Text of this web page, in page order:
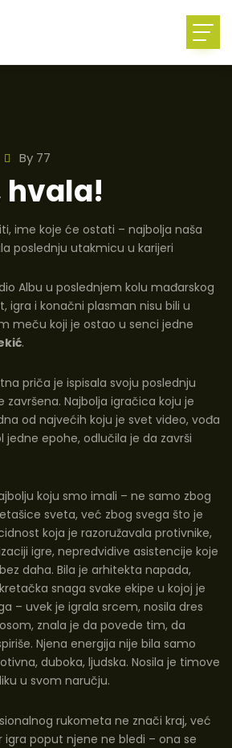
By 77
hvala!
ime koje će ostati – najbolja naša
poslednju utakmicu u karijeri
Albu u poslednjem kolu mađarskog
igra i konačni plasman nisu bili u
meču koji je ostao u senci jedne
.
priča je ispisala svoju poslednju
završena. Najbolja igračica koju je
od najvećih koju je svet video, vođa
jedne epohe, odlučila je da završi
koju smo imali – ne samo zbog
sveta, već zbog svega što je
koja je razoružavala protivnike,
igre, nepredvidive asistencije koje
daha. Bila je arhitekta napada,
snaga svake ekipe u kojoj je
– uvek je igrala srcem, nosila dres
znala je da povede tim, da
Njena energija nije bila samo
duboka, ljudska. Nosila je timove
u svom naručju.
rukometa ne znači kraj, već
poput njene ne bledi – ona se